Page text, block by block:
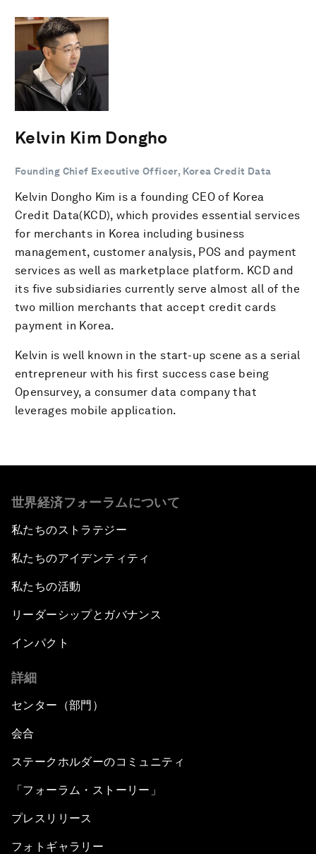
Kelvin Kim Dongho
Founding Chief Executive Officer, Korea Credit Data
Kelvin Dongho Kim is a founding CEO of Korea
Credit Data(KCD), which provides essential services
for merchants in Korea including business
management, customer analysis, POS and payment
services as well as marketplace platform. KCD and
its five subsidiaries currently serve almost all of the
two million merchants that accept credit cards
payment in Korea.
Kelvin is well known in the start-up scene as a serial
entrepreneur with his first success case being
Opensurvey, a consumer data company that
leverages mobile application.
世界経済フォーラムについて
私たちのストラテジー
私たちのアイデンティティ
私たちの活動
リーダーシップとガバナンス
インパクト
詳細
センター（部門）
会合
ステークホルダーのコミュニティ
「フォーラム・ストーリー」
プレスリリース
フォトギャラリー